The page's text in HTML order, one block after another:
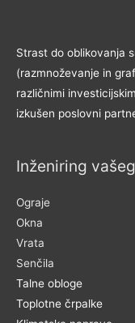
Strast do oblikovanja
(razmnoževanje in
različnimi
izkušen poslovni
Inženiring
Ograje
Okna
Vrata
Senčila
Talne obloge
Toplotne črpalke